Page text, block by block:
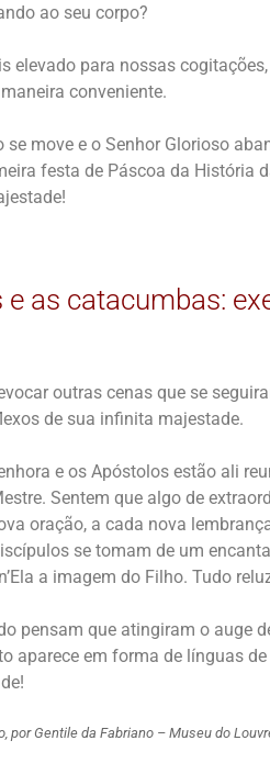
ao seu corpo?
elevado para nossas
conveniente.
se move e o Senhor Glorioso
festa de Páscoa da História
e as catacumbas:
outras cenas que se
de sua infinita majestade.
e os Apóstolos estão ali
Sentem que algo de
oração, a cada nova
se tomam de um
a imagem do Filho. Tudo
pensam que atingiram o auge
aparece em forma de línguas
por Gentile da Fabriano – Museu do